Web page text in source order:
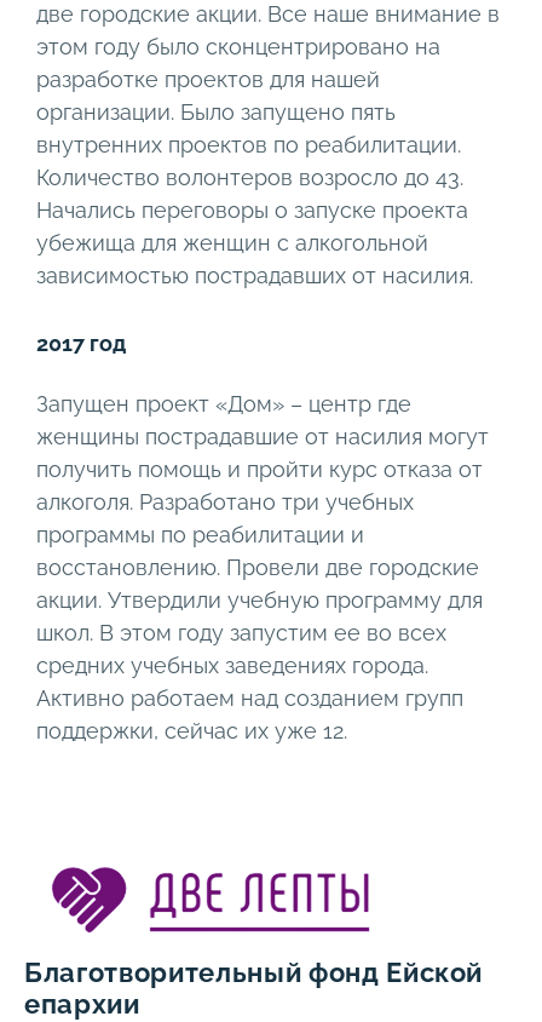
две городские акции. Все наше внимание в
этом году было сконцентрировано на
разработке проектов для нашей
организации. Было запущено пять
внутренних проектов по реабилитации.
Количество волонтеров возросло до 43.
Начались переговоры о запуске проекта
убежища для женщин с алкогольной
зависимостью пострадавших от насилия.
2017 год
Запущен проект «Дом» – центр где
женщины пострадавшие от насилия могут
получить помощь и пройти курс отказа от
алкоголя. Разработано три учебных
программы по реабилитации и
восстановлению. Провели две городские
акции. Утвердили учебную программу для
школ. В этом году запустим ее во всех
средних учебных заведениях города.
Активно работаем над созданием групп
поддержки, сейчас их уже 12.
Благотворительный фонд Ейской
епархии